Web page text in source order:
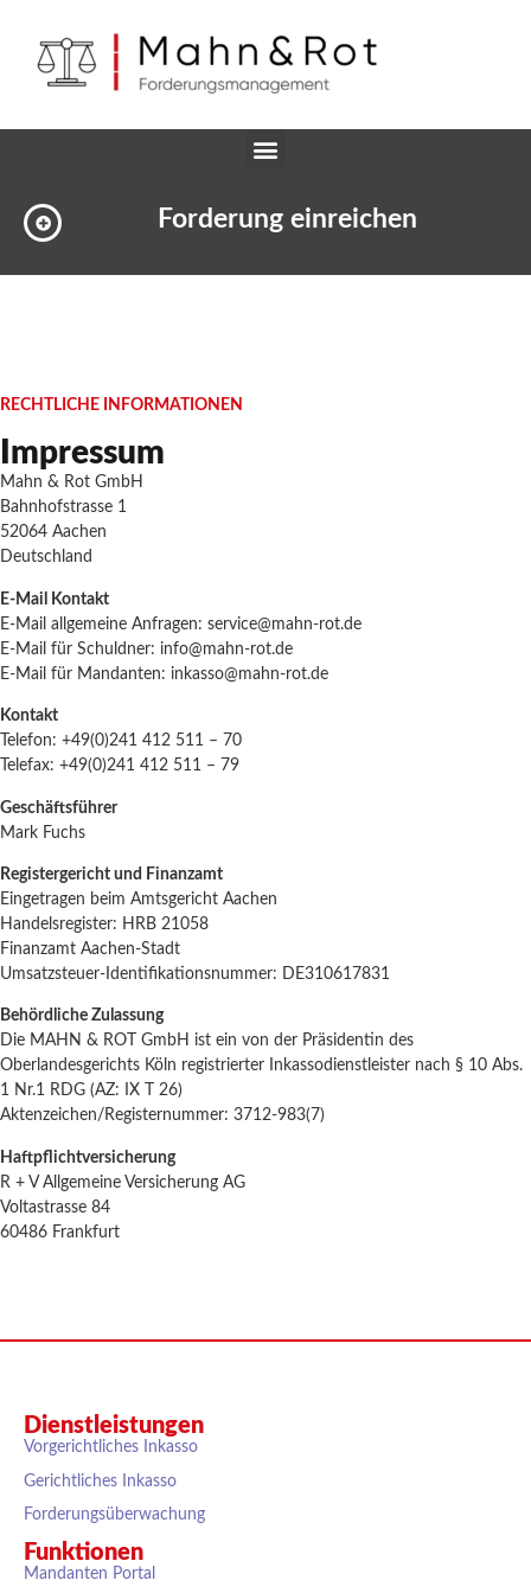
Forderung einreichen
RECHTLICHE INFORMATIONEN
Impressum
Mahn & Rot GmbH
Bahnhofstrasse 1
52064 Aachen
Deutschland
E-Mail Kontakt
E-Mail allgemeine Anfragen: service@mahn-rot.de
E-Mail für Schuldner: info@mahn-rot.de
E-Mail für Mandanten: inkasso@mahn-rot.de
Kontakt
Telefon: +49(0)241 412 511 – 70
Telefax: +49(0)241 412 511 – 79
Geschäftsführer
Mark Fuchs
Registergericht und Finanzamt
Eingetragen beim Amtsgericht Aachen
Handelsregister: HRB 21058
Finanzamt Aachen-Stadt
Umsatzsteuer-Identifikationsnummer: DE310617831
Behördliche Zulassung
Die MAHN & ROT GmbH ist ein von der Präsidentin des
Oberlandesgerichts Köln registrierter Inkassodienstleister nach § 10 Abs.
1 Nr.1 RDG (AZ: IX T 26)
Aktenzeichen/Registernummer: 3712-983(7)
Haftpflichtversicherung
R + V Allgemeine Versicherung AG
Voltastrasse 84
60486 Frankfurt
Dienstleistungen
Vorgerichtliches Inkasso
Gerichtliches Inkasso
Forderungsüberwachung
Funktionen
Mandanten Portal